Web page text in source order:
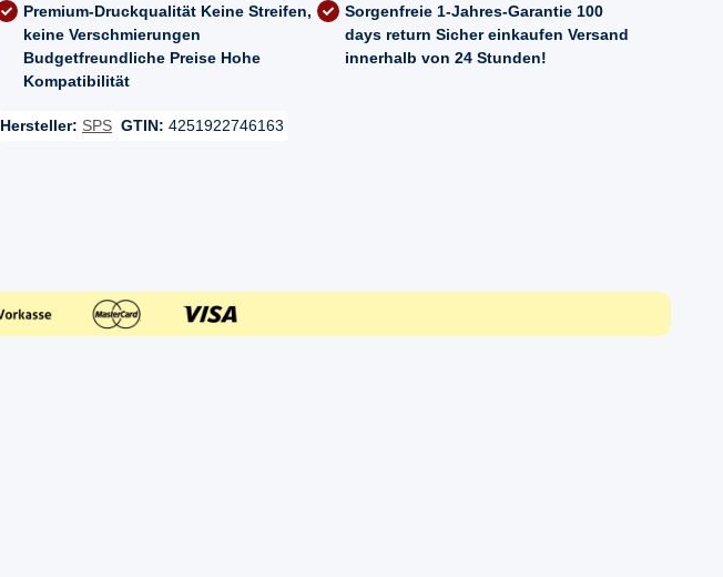
Premium-Druckqualität Keine Streifen,
keine Verschmierungen
Budgetfreundliche Preise Hohe
Kompatibilität
Sorgenfreie 1-Jahres-Garantie 100
days return Sicher einkaufen Versand
innerhalb von 24 Stunden!
Hersteller: SPS GTIN: 4251922746163